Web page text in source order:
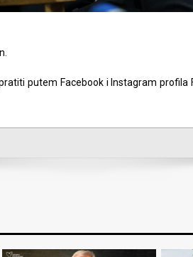
putem Facebook i Instagram profila